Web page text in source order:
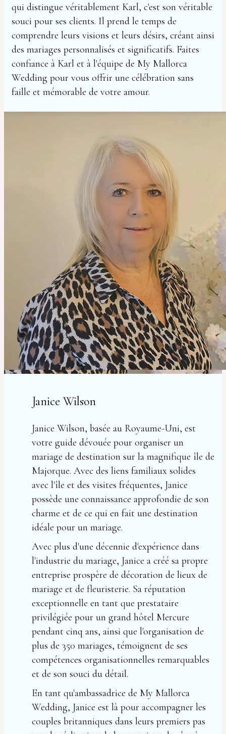
qui distingue véritablement Karl, c'est son véritable
souci pour ses clients. Il prend le temps de
comprendre leurs visions et leurs désirs, créant ainsi
des mariages personnalisés et significatifs. Faites
confiance à Karl et à l'équipe de My Mallorca
Wedding pour vous offrir une célébration sans
faille et mémorable de votre amour.
Janice Wilson
Janice Wilson, basée au Royaume-Uni, est
votre guide dévouée pour organiser un
mariage de destination sur la magnifique île de
Majorque. Avec des liens familiaux solides
avec l'île et des visites fréquentes, Janice
possède une connaissance approfondie de son
charme et de ce qui en fait une destination
idéale pour un mariage.
Avec plus d'une décennie d'expérience dans
l'industrie du mariage, Janice a créé sa propre
entreprise prospère de décoration de lieux de
mariage et de fleuristerie. Sa réputation
exceptionnelle en tant que prestataire
privilégiée pour un grand hôtel Mercure
pendant cinq ans, ainsi que l'organisation de
plus de 350 mariages, témoignent de ses
compétences organisationnelles remarquables
et de son souci du détail.
En tant qu'ambassadrice de My Mallorca
Wedding, Janice est là pour accompagner les
couples britanniques dans leurs premiers pas